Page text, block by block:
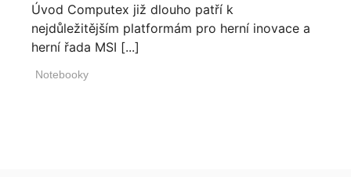
Úvod Computex již dlouho patří k
nejdůležitějším platformám pro herní inovace a
herní řada MSI [...]
Notebooky